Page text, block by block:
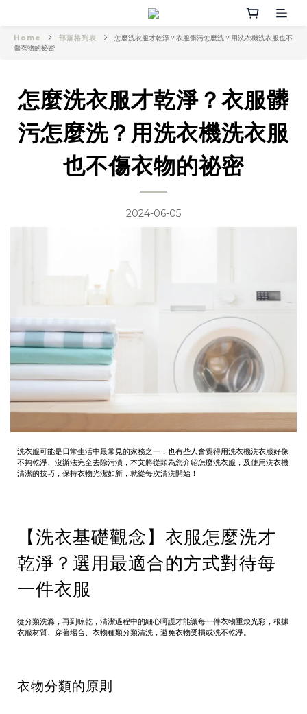
Home 部落格列表
怎麼洗衣服才乾淨？衣服髒污怎麼洗？用洗衣機洗衣服也不
傷衣物的祕密
怎麼洗衣服才乾淨？衣服髒
污怎麼洗？用洗衣機洗衣服
也不傷衣物的祕密
2024-06-05
洗衣服可能是日常生活中最常見的家務之一，也有些人會覺得用洗衣機洗衣服好像
不夠乾淨、沒辦法完全去除污漬，本文將從頭為您介紹怎麼洗衣服，及使用洗衣機
清潔的技巧，保持衣物光潔如新，就從每次清洗開始！
【洗衣基礎觀念】衣服怎麼洗才
乾淨？選用最適合的方式對待每
一件衣服
從分類洗滌，再到晾乾，清潔過程中的細心呵護才能讓每一件衣物重煥光彩，根據
衣服材質、穿著場合、衣物種類分類清洗，避免衣物受損或洗不乾淨。
衣物分類的原則